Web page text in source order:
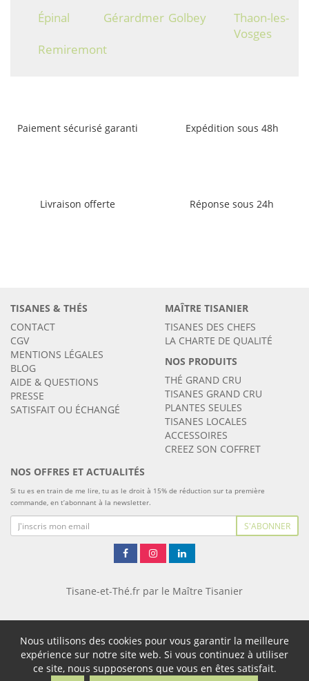
Épinal Gérardmer Golbey
Thaon-les-
Vosges
Remiremont
Paiement sécurisé garanti Expédition sous 48h
Livraison offerte Réponse sous 24h
TISANES & THÉS
CONTACT
CGV
MENTIONS LÉGALES
BLOG
AIDE & QUESTIONS
PRESSE
SATISFAIT OU ÉCHANGÉ
MAÎTRE TISANIER
TISANES DES CHEFS
LA CHARTE DE QUALITÉ
NOS PRODUITS
THÉ GRAND CRU
TISANES GRAND CRU
PLANTES SEULES
TISANES LOCALES
ACCESSOIRES
CREEZ SON COFFRET
NOS OFFRES ET ACTUALITÉS
Si tu es en train de me lire, tu as le droit à 15% de réduction sur ta première
commande, en t’abonnant à la newsletter.
S'ABONNER
Tisane-et-Thé.fr par le Maître Tisanier
Nous utilisons des cookies pour vous garantir la meilleure
expérience sur notre site web. Si vous continuez à utiliser
ce site, nous supposerons que vous en êtes satisfait.